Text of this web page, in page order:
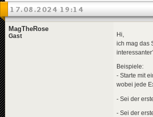
17.08.2024 19:14
MagTheRose
Gast
Hi,
ich mag das
Beispiele:
- Starte mit
wobei jede
- Sei der
- Sei der